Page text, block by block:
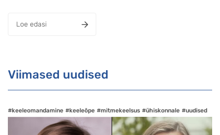
Loe edasi
Viimased uudised
#keeleomandamine #keeleõpe #mitmekeelsus #ühiskonnale #uudised